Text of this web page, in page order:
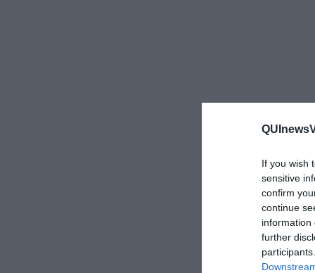
If you wish
sensitive
confirm
continue
information
further